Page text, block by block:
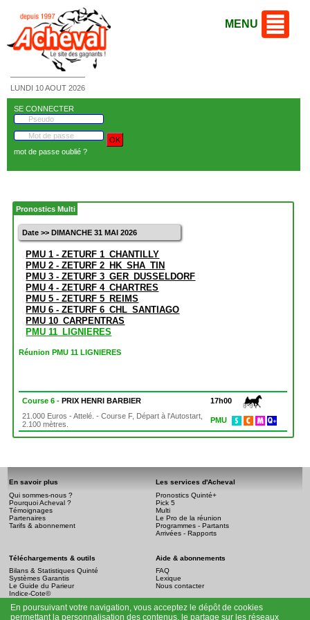
LUNDI 10 AOUT 2026
MENU
SE CONNECTER
mot de passe oublié ?
Pronostics Multi
Date >> DIMANCHE 31 MAI 2026
PMU 1 - ZETURF 1_CHANTILLY
PMU 2 - ZETURF 2_HK_SHA_TIN
PMU 3 - ZETURF 3_GER_DUSSELDORF
PMU 4 - ZETURF 4_CHARTRES
PMU 5 - ZETURF 5_REIMS
PMU 6 - ZETURF 6_CHL_SANTIAGO
PMU 10_CARPENTRAS
PMU 11_LIGNIERES
Réunion PMU 11 LIGNIERES
Course 6 -PRIX HENRI BARBIER
17h00
21.000 Euros - Attelé. - Course F, Départ à l'Autostart,
2.100 mètres.
PMU
En savoir plus
Qui sommes-nous ?
Pourquoi Acheval ?
Témoignages
Partenaires
Tarifs & abonnement
Les services d'Acheval
Pronostics Quinté+
Pick 5
Multi
Le Pro de la réunion
Programmes - Partants
Arrivées - Rapports
Téléchargements & outils
Bilans & Statistiques Quinté
Systèmes Garantis
Le Guide du Parieur
Indice-Cote©
Aide & abonnements
FAQ
Lexique
Nous contacter
Infos légales
En poursuivant votre navigation, vous acceptez le dépôt de cookies
permettant la personnalisation des contenus, le partage sur les réseaux